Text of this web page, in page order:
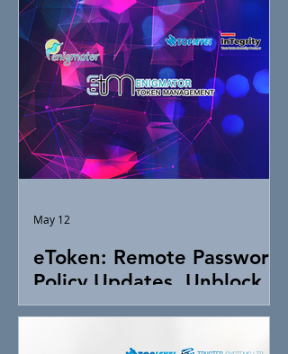
eToken: Remote Password
Policy Updates, Unblock &
Token Control
May 12